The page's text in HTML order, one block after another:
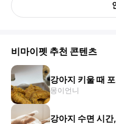
비마이펫 추천 콘텐츠
강아지 키울 때
몽이언니
강아지 수면 시